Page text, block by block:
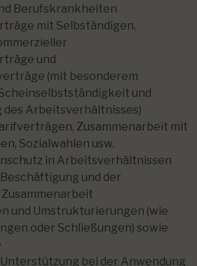
Berufskrankheiten
mit Selbständigen,
und
(mit besonderem
und
des Arbeitsverhältnisses)
Zusammenarbeit mit
Sozialwahlen usw.
in Arbeitsverhältnissen
und der
und Umstrukturierungen (wie
oder Schließungen) sowie
bei der Anwendung